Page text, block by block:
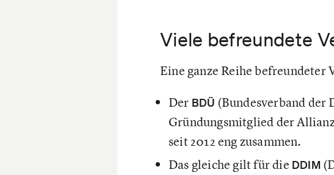
Viele befreundete
Eine ganze Reihe
Der BDÜ (Bundesverband der
Gründungsmitglied der
seit 2012 eng zusammen.
Das gleiche gilt für die DDIM